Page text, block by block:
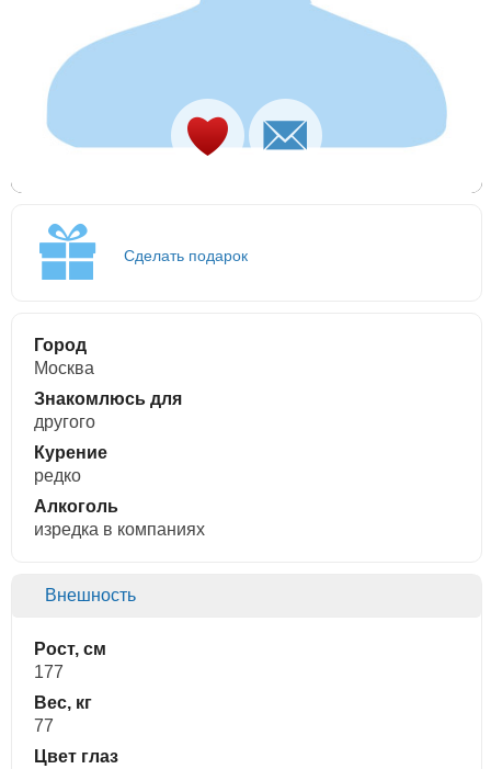
Сделать подарок
Город
Москва
Знакомлюсь для
другого
Курение
редко
Алкоголь
изредка в компаниях
Внешность
Рост, см
177
Вес, кг
77
Цвет глаз